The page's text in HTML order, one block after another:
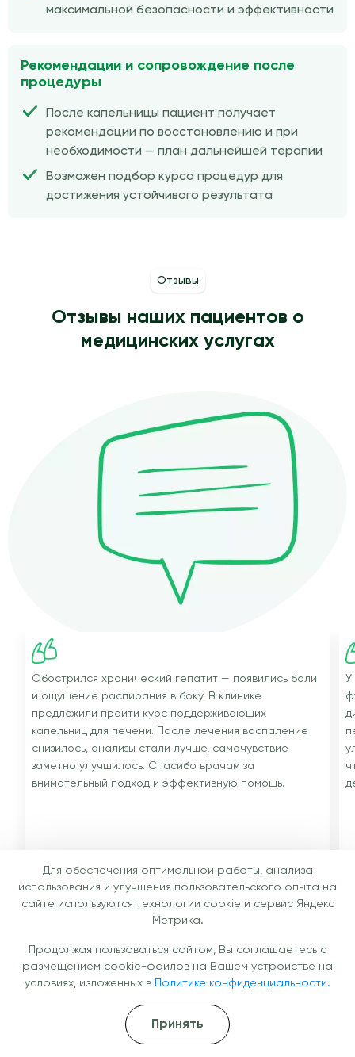
максимальной безопасности и эффективности
Рекомендации и сопровождение после
процедуры
После капельницы пациент получает
рекомендации по восстановлению и при
необходимости — план дальнейшей терапии
Возможен подбор курса процедур для
достижения устойчивого результата
Отзывы
Отзывы наших пациентов о
медицинских услугах
Обострился хронический гепатит — появились боли
и ощущение распирания в боку. В клинике
предложили пройти курс поддерживающих
капельниц для печени. После лечения воспаление
снизилось, анализы стали лучше, самочувствие
заметно улучшилось. Спасибо врачам за
внимательный подход и эффективную помощь.
Андрей, 34 года, Краснодар
Капельница для печени
У
Специалисты
Наши врачи — ваша уверенность в
Для обеспечения оптимальной работы, анализа
использования и улучшения пользовательского опыта на
сайте используются технологии cookie и сервис Яндекс
Метрика.
Продолжая пользоваться сайтом, Вы соглашаетесь с
размещением cookie-файлов на Вашем устройстве на
условиях, изложенных в
Политике конфиденциальности.
Принять